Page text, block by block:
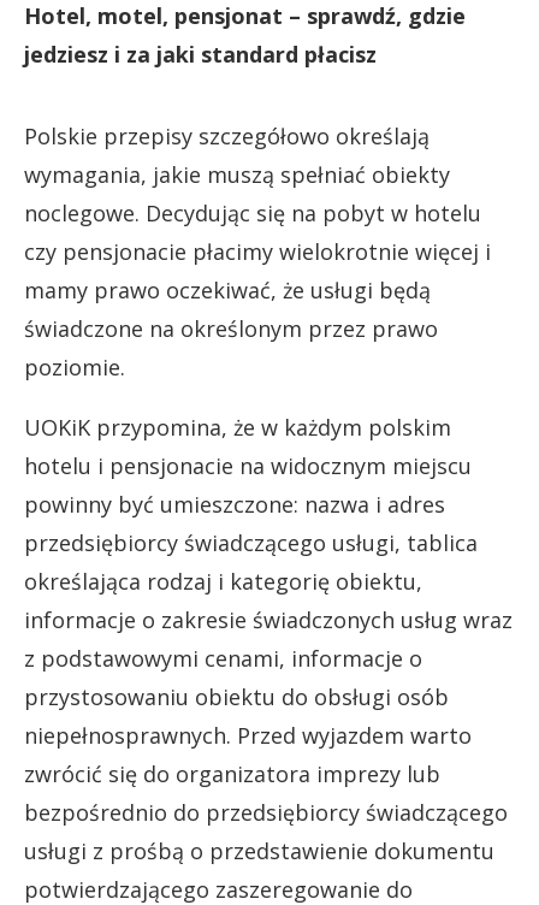
Hotel, motel, pensjonat – sprawdź, gdzie
jedziesz i za jaki standard płacisz
Polskie przepisy szczegółowo określają
wymagania, jakie muszą spełniać obiekty
noclegowe. Decydując się na pobyt w hotelu
czy pensjonacie płacimy wielokrotnie więcej i
mamy prawo oczekiwać, że usługi będą
świadczone na określonym przez prawo
poziomie.
UOKiK przypomina, że w każdym polskim
hotelu i pensjonacie na widocznym miejscu
powinny być umieszczone: nazwa i adres
przedsiębiorcy świadczącego usługi, tablica
określająca rodzaj i kategorię obiektu,
informacje o zakresie świadczonych usług wraz
z podstawowymi cenami, informacje o
przystosowaniu obiektu do obsługi osób
niepełnosprawnych. Przed wyjazdem warto
zwrócić się do organizatora imprezy lub
bezpośrednio do przedsiębiorcy świadczącego
usługi z prośbą o przedstawienie dokumentu
potwierdzającego zaszeregowanie do